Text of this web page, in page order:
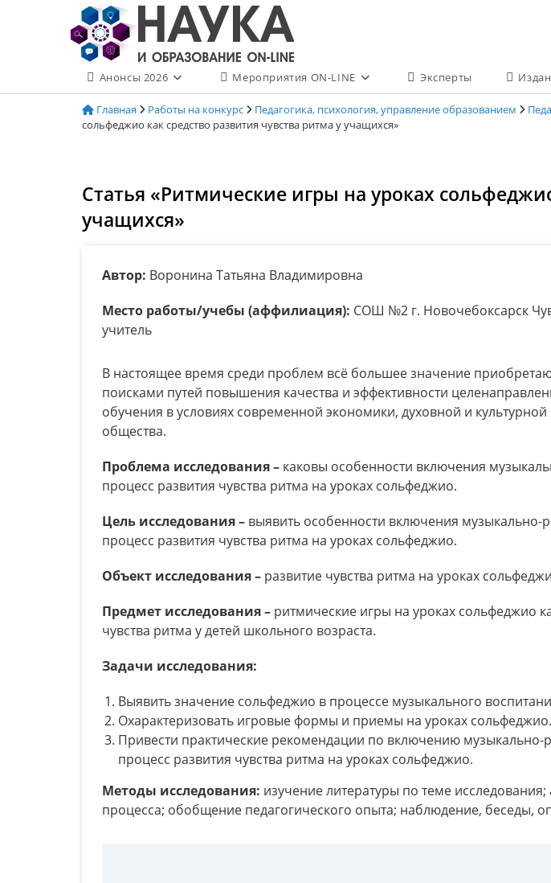
содержимому
Анонсы 2026 Мероприятия ON-LINE Эксперты
Главная Работы на конкурс Педагогика, психология, управление образованием
сольфеджио как средство развития чувства ритма у учащихся»
Статья «Ритмические игры на уроках
учащихся»
Автор: Воронина Татьяна Владимировна
Место работы/учебы (аффилиация): СОШ №2 г. Новочебоксарск
учитель
В настоящее время среди проблем всё большее значение
поисками путей повышения качества и эффективности
обучения в условиях современной экономики, духовной и
общества.
Проблема исследования – каковы особенности включения
процесс развития чувства ритма на уроках сольфеджио.
Цель исследования – выявить особенности включения музыкально-
процесс развития чувства ритма на уроках сольфеджио.
Объект исследования – развитие чувства ритма на уроках
Предмет исследования – ритмические игры на уроках сольфеджио
чувства ритма у детей школьного возраста.
Задачи исследования:
Выявить значение сольфеджио в процессе музыкального
Охарактеризовать игровые формы и приемы на уроках сольфеджио.
Привести практические рекомендации по включению музыкально-
процесс развития чувства ритма на уроках сольфеджио.
Методы исследования: изучение литературы по теме
процесса; обобщение педагогического опыта; наблюдение, беседы,